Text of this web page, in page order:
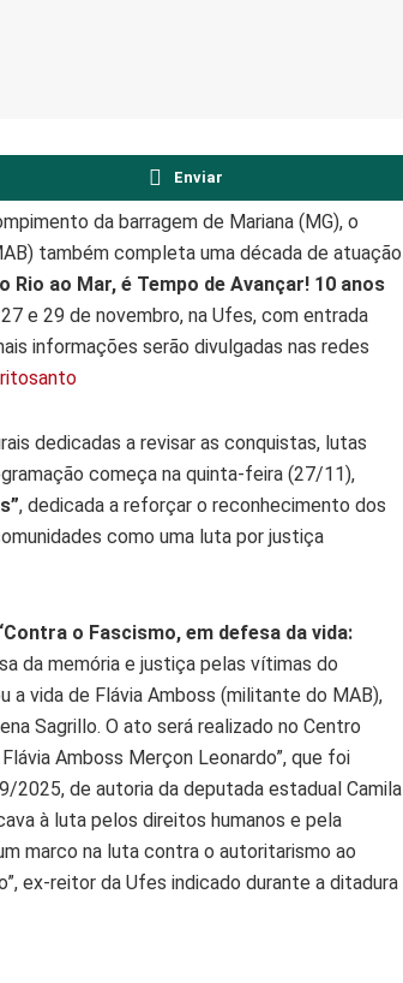
Enviar
da barragem de Mariana (MG), o
também completa uma década de atuação
Rio ao Mar, é Tempo de Avançar! 10 anos
e 29 de novembro, na Ufes, com entrada
informações serão divulgadas nas redes
dedicadas a revisar as conquistas, lutas
começa na quinta-feira (27/11),
, dedicada a reforçar o reconhecimento dos
como uma luta por justiça
o Fascismo, em defesa da vida:
da memória e justiça pelas vítimas do
vida de Flávia Amboss (militante do MAB),
Sagrillo. O ato será realizado no Centro
Amboss Merçon Leonardo”, que foi
2025, de autoria da deputada estadual Camila
à luta pelos direitos humanos e pela
marco na luta contra o autoritarismo ao
ex-reitor da Ufes indicado durante a ditadura